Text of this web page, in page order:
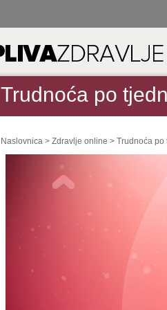
Trudnoća po
Naslovnica > Zdravlje online > Trudnoća po